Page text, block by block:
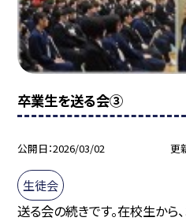
卒業生を送る会③
公開日 2026/03/02 更
生徒会
送る会の続きです。在校生から